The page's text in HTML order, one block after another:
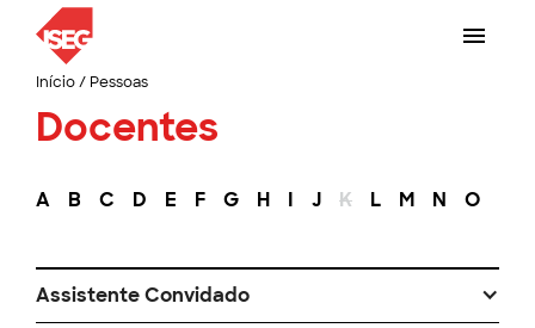
Início/ Pessoas
Docentes
A B C D E F G H I J K L M N O
Assistente Convidado